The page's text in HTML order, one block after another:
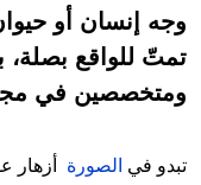
وجه إنسان أو
تمتّ للواقع بصلة،
ومتخصصين في
تبدو في الصورة